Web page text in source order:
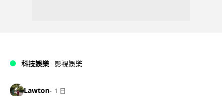
科技娛樂 影視娛樂
Lawton 1 日